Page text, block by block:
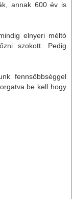
annak 600 év is
elnyeri méltó
szokott. Pedig
fennsőbbséggel
be kell hogy